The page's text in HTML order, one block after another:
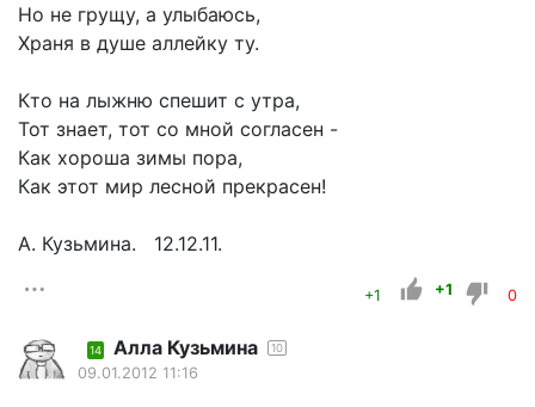
Но не грущу, а улыбаюсь,
Храня в душе аллейку ту.
Кто на лыжню спешит с утра,
Тот знает, тот со мной согласен -
Как хороша зимы пора,
Как этот мир лесной прекрасен!
А. Кузьмина. 12.12.11.
+1 +1 0
14 Алла Кузьмина 10
09.01.2012 11:16